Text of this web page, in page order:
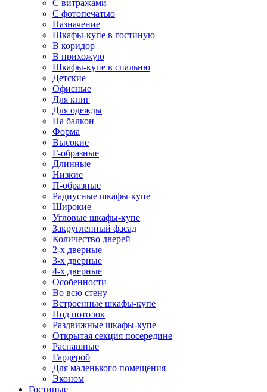
С витражами
С фотопечатью
Назначение
Шкафы-купе в гостиную
В коридор
В прихожую
Шкафы-купе в спальню
Детские
Офисные
Для книг
Для одежды
На балкон
Форма
Высокие
Г-образные
Длинные
Низкие
П-образные
Радиусные шкафы-купе
Широкие
Угловые шкафы-купе
Закругленный фасад
Количество дверей
2-х дверные
3-х дверные
4-х дверные
Особенности
Во всю стену
Встроенные шкафы-купе
Под потолок
Раздвижные шкафы-купе
Открытая секция посередине
Распашные
Гардероб
Для маленького помещения
Эконом
Гостиные